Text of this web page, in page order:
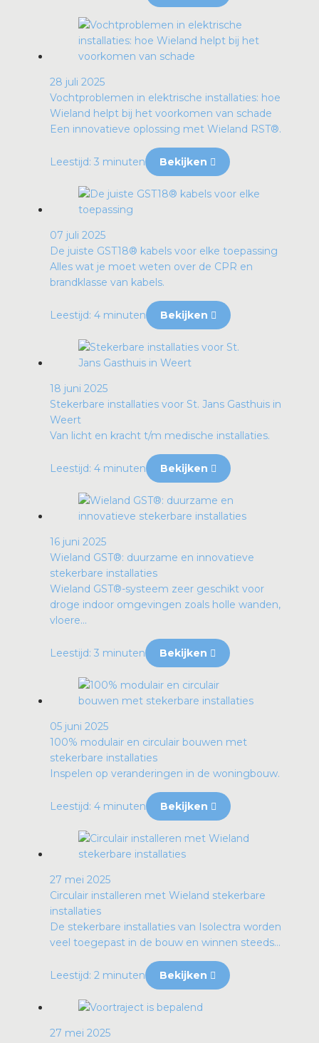
28 juli 2025
Vochtproblemen in elektrische installaties: hoe
Wieland helpt bij het voorkomen van schade
Een innovatieve oplossing met Wieland RST®.
Leestijd: 3 minuten Bekijken
07 juli 2025
De juiste GST18® kabels voor elke toepassing
Alles wat je moet weten over de CPR en
brandklasse van kabels.
Leestijd: 4 minuten Bekijken
18 juni 2025
Stekerbare installaties voor St. Jans Gasthuis in
Weert
Van licht en kracht t/m medische installaties.
Leestijd: 4 minuten Bekijken
16 juni 2025
Wieland GST®: duurzame en innovatieve
stekerbare installaties
Wieland GST®-systeem zeer geschikt voor
droge indoor omgevingen zoals holle wanden,
vloere...
Leestijd: 3 minuten Bekijken
05 juni 2025
100% modulair en circulair bouwen met
stekerbare installaties
Inspelen op veranderingen in de woningbouw.
Leestijd: 4 minuten Bekijken
27 mei 2025
Circulair installeren met Wieland stekerbare
installaties
De stekerbare installaties van Isolectra worden
veel toegepast in de bouw en winnen steeds...
Leestijd: 2 minuten Bekijken
27 mei 2025